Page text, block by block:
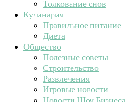
Толкование снов
Кулинария
Правильное питание
Диета
Общество
Полезные советы
Строительство
Развлечения
Игровые новости